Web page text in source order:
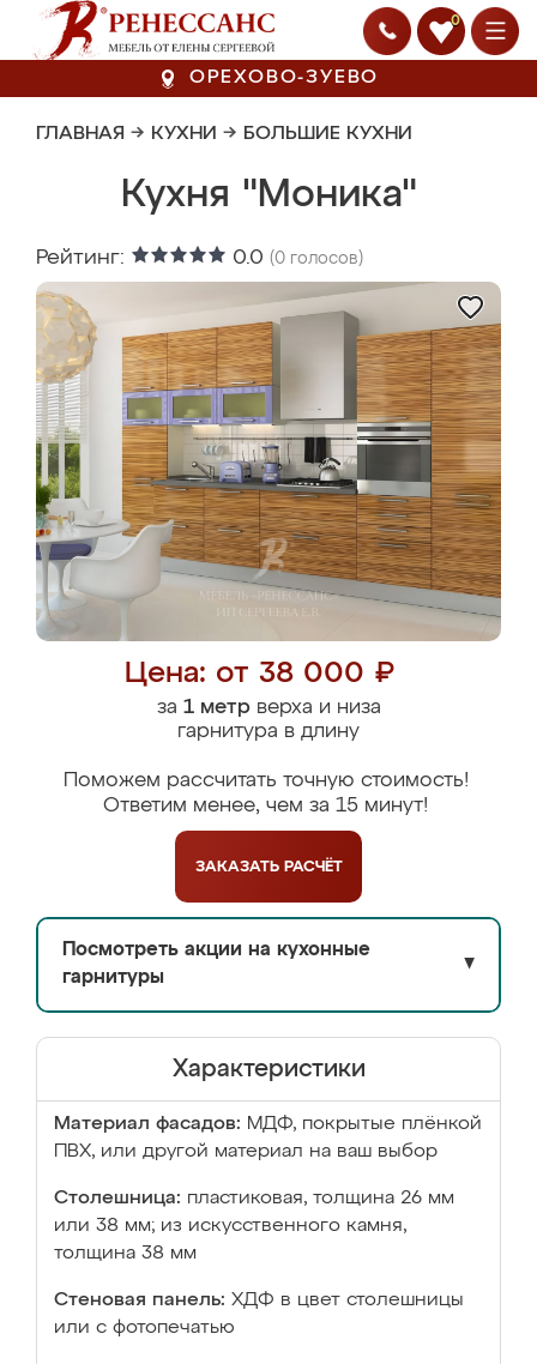
0
ОРЕХОВО-ЗУЕВО
ГЛАВНАЯ → КУХНИ → БОЛЬШИЕ КУХНИ
Кухня "Моника"
Рейтинг: 0.0 (0 голосов)
Цена: от 38 000 ₽
за 1 метрверха и низа
гарнитура в длину
Поможем рассчитать точную стоимость!
Ответим менее, чем за 15 минут!
ЗАКАЗАТЬ РАСЧЁТ
Посмотреть акции на кухонные
гарнитуры
▼
Характеристики
Материал фасадов: МДФ, покрытые плёнкой
ПВХ, или другой материал на ваш выбор
Столешница: пластиковая, толщина 26 мм
или 38 мм; из искусственного камня,
толщина 38 мм
Стеновая панель: ХДФ в цвет столешницы
или с фотопечатью